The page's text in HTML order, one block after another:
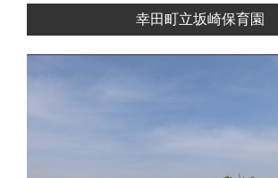
幸田町立坂崎保育園